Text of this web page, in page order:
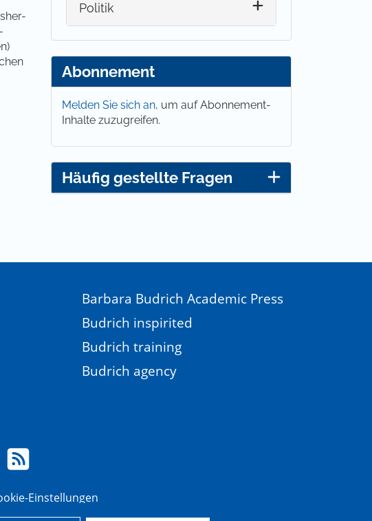
Politik
Abonnement
Melden Sie sich an, um auf Abonnement-
Inhalte zuzugreifen.
Häufig gestellte Fragen
Barbara Budrich Academic Press
Budrich inspirited
Budrich training
Budrich agency
Einstellungen